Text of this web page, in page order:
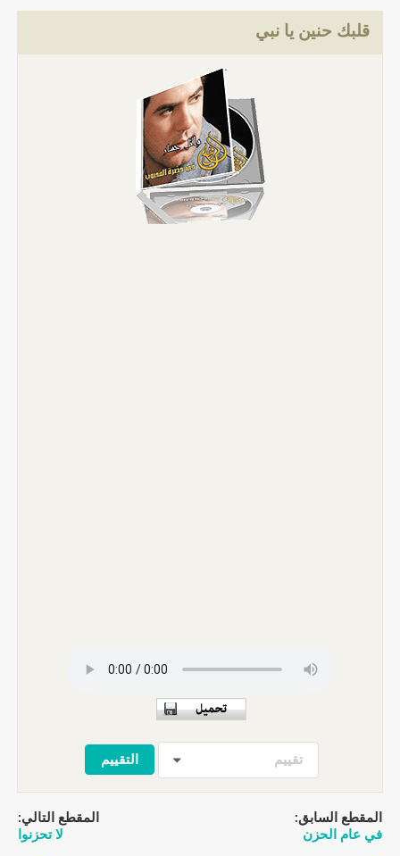
قلبك حنين يا نبي
تقييم
المقطع السابق:
في عام الحزن
المقطع التالي:
لا تحزنوا